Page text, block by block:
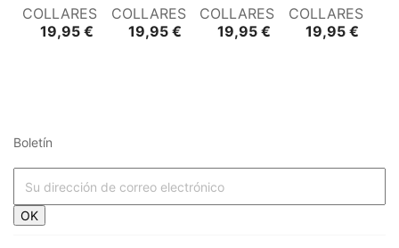
COLLARES
19,95 €Precio
COLLARES
19,95 € Precio
COLLARES
19,95 €Precio
COLLARES
19,95 €

 


 

 
 
Boletín
OK